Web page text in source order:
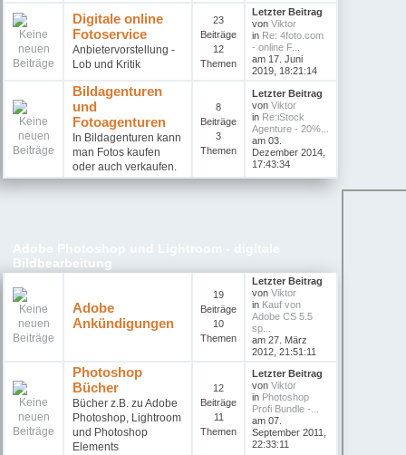
Digitale online
Fotoservice
Anbietervorstellung -
Lob und Kritik
23
Beiträge
12
Themen
Letzter Beitrag
vonViktor
in Re: 4foto.com
- online F...
am 17. Juni
2019, 18:21:14
Bildagenturen
und
Fotoagenturen
In Bildagenturen kann
man Fotos kaufen
oder auch verkaufen.
8
Beiträge
3
Themen
Letzter Beitrag
vonViktor
in Re:iStock
Agenture - 20%...
am 03.
Dezember 2014,
17:43:34
Bildbearbeitung
Adobe
Ankündigungen
19
Beiträge
10
Themen
Letzter Beitrag
vonViktor
in Kauf von
Adobe CS 5.5
sp...
am 27. März
2012, 21:51:11
Photoshop
Bücher
Bücher z.B. zu Adobe
Photoshop, Lightroom
und Photoshop
Elements
12
Beiträge
11
Themen
Letzter Beitrag
vonViktor
in Photoshop
Profi Bundle -...
am 07.
September 2011,
22:33:11